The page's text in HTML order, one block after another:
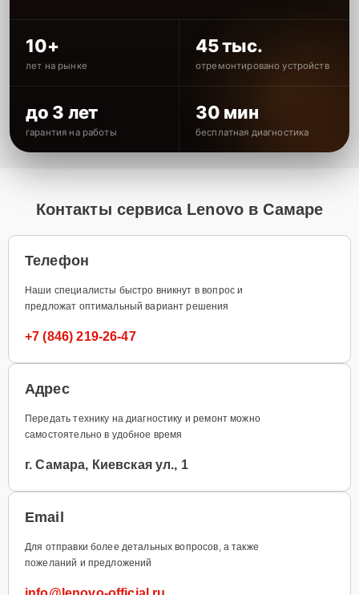
10+
лет на рынке
45 тыс.
отремонтировано устройств
до 3 лет
гарантия на работы
30 мин
бесплатная диагностика
Контакты сервиса Lenovo в Самаре
Телефон
Наши специалисты быстро вникнут в вопрос и
предложат оптимальный вариант решения
+7 (846) 219-26-47
Адрес
Передать технику на диагностику и ремонт можно
самостоятельно в удобное время
г. Самара, Киевская ул., 1
Email
Для отправки более детальных вопросов, а также
пожеланий и предложений